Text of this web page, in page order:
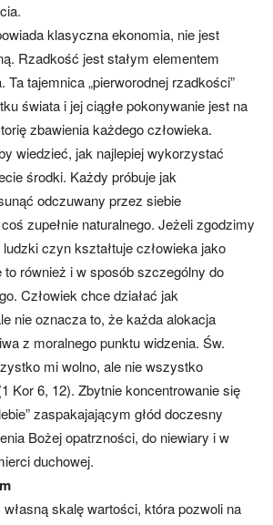
klasyczna ekonomia, nie jest
Rzadkość jest stałym elementem
Ta tajemnica „pierworodnej rzadkości”
świata i jej ciągłe pokonywanie jest na
zbawienia każdego człowieka.
wiedzieć, jak najlepiej wykorzystać
środki. Każdy próbuje jak
odczuwany przez siebie
zupełnie naturalnego. Jeżeli zgodzimy
czyn kształtuje człowieka jako
to również i w sposób szczególny do
Człowiek chce działać jak
nie oznacza to, że każda alokacja
z moralnego punktu widzenia. Św.
mi wolno, ale nie wszystko
Kor 6, 12). Zbytnie koncentrowanie się
zaspakajającym głód doczesny
Bożej opatrzności, do niewiary i w
duchowej.
skalę wartości, która pozwoli na